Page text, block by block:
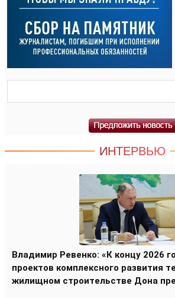
ИНТЕРВЬЮ
Владимир Ревенко: «К концу 2026
проектов комплексного развития
жилищном строительстве Дона